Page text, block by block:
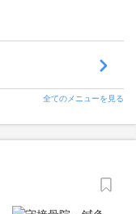
全てのメニューを見る